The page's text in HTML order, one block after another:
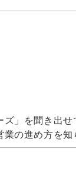
ズ」を聞き出せ
業の進め方を知